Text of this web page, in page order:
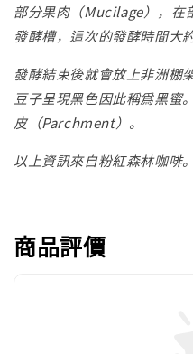
部分果肉（Mucilage），在
發酵槽，這次的發酵時間大
發酵結束後就會放上非洲棚
豆子呈現黑色因此稱爲黑蜜
皮（Parchment）。
以上資訊來自粉紅森林咖啡。
商品評價